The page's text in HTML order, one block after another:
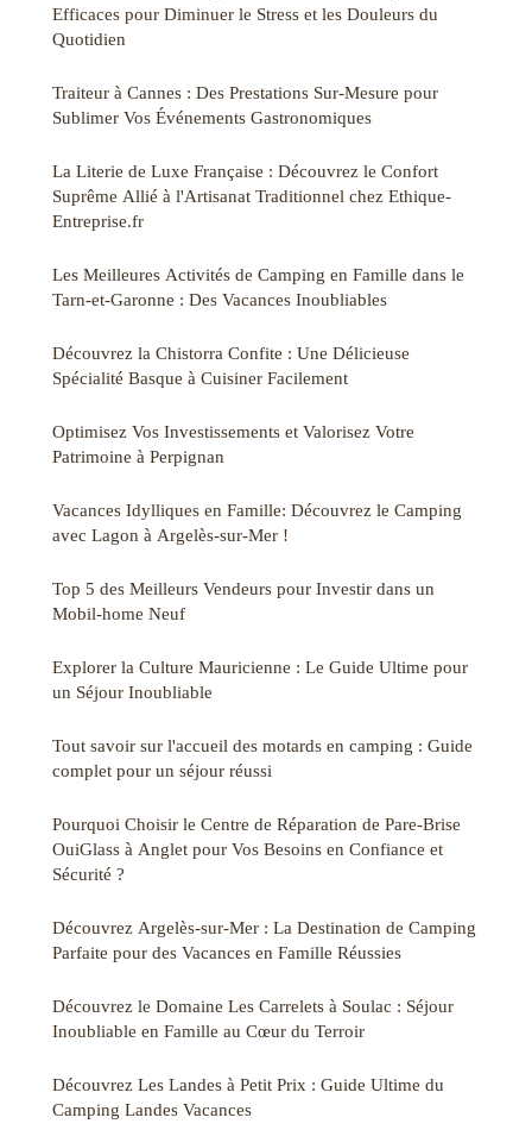
Efficaces pour Diminuer le Stress et les Douleurs du
Quotidien
Traiteur à Cannes : Des Prestations Sur-Mesure pour
Sublimer Vos Événements Gastronomiques
La Literie de Luxe Française : Découvrez le Confort
Suprême Allié à l'Artisanat Traditionnel chez Ethique-
Entreprise.fr
Les Meilleures Activités de Camping en Famille dans le
Tarn-et-Garonne : Des Vacances Inoubliables
Découvrez la Chistorra Confite : Une Délicieuse
Spécialité Basque à Cuisiner Facilement
Optimisez Vos Investissements et Valorisez Votre
Patrimoine à Perpignan
Vacances Idylliques en Famille: Découvrez le Camping
avec Lagon à Argelès-sur-Mer !
Top 5 des Meilleurs Vendeurs pour Investir dans un
Mobil-home Neuf
Explorer la Culture Mauricienne : Le Guide Ultime pour
un Séjour Inoubliable
Tout savoir sur l'accueil des motards en camping : Guide
complet pour un séjour réussi
Pourquoi Choisir le Centre de Réparation de Pare-Brise
OuiGlass à Anglet pour Vos Besoins en Confiance et
Sécurité ?
Découvrez Argelès-sur-Mer : La Destination de Camping
Parfaite pour des Vacances en Famille Réussies
Découvrez le Domaine Les Carrelets à Soulac : Séjour
Inoubliable en Famille au Cœur du Terroir
Découvrez Les Landes à Petit Prix : Guide Ultime du
Camping Landes Vacances